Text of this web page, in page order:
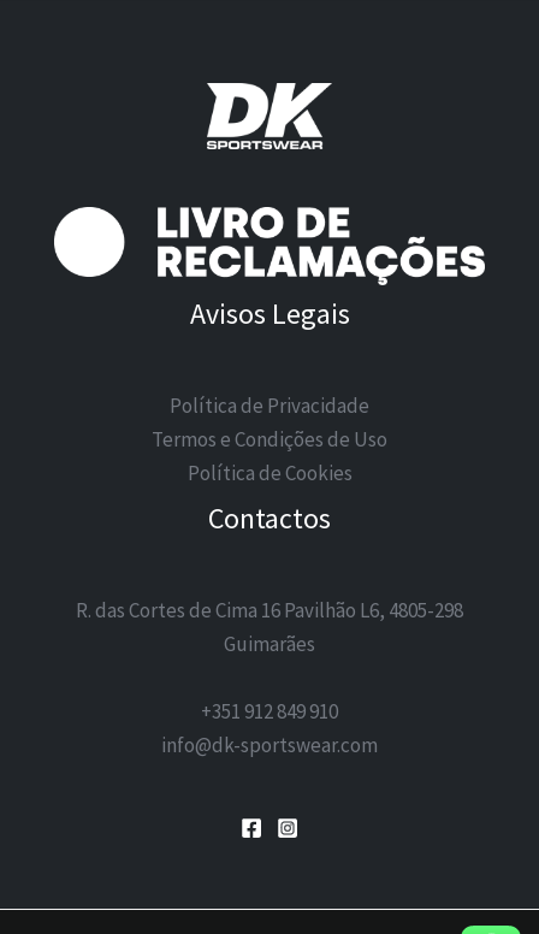
Avisos Legais
Política de Privacidade
Termos e Condições de Uso
Política de Cookies
Contactos
R. das Cortes de Cima 16 Pavilhão L6, 4805-298
Guimarães
+351 912 849 910
info@dk-sportswear.com